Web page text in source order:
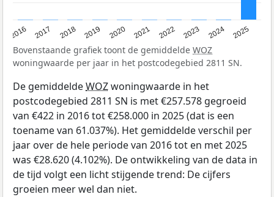
2016 2017 2018 2019 2020 2021 2022 2023 2024 2025
Bovenstaande grafiek toont de gemiddelde WOZ
woningwaarde per jaar in het postcodegebied 2811 SN.
De gemiddeldeWOZwoningwaarde in het
postcodegebied 2811 SN is met €257.578 gegroeid
van €422 in 2016 tot €258.000 in 2025 (dat is een
toename van 61.037%). Het gemiddelde verschil per
jaar over de hele periode van 2016 tot en met 2025
was €28.620 (4.102%). De ontwikkeling van de data in
de tijd volgt een licht stijgende trend: De cijfers
groeien meer wel dan niet.